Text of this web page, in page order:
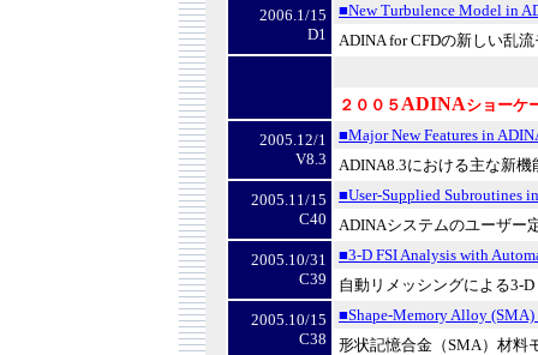
2006.1/15
D1
■New Turbulence Model in
ADINA for CFDの新しい乱流
２００５ ADINAショーケ
2005.12/1
V8.3
■Major New Features in
ADINA8.3における主な新機
2005.11/15
C40
■User-Supplied Subroutines
ADINAシステムのユーザー
2005.10/31
C39
■3-D FSI Analysis with
自動リメッシングによる3-D
2005.10/15
C38
■Shape-Memory Alloy (SMA)
形状記憶合金（SMA）材料